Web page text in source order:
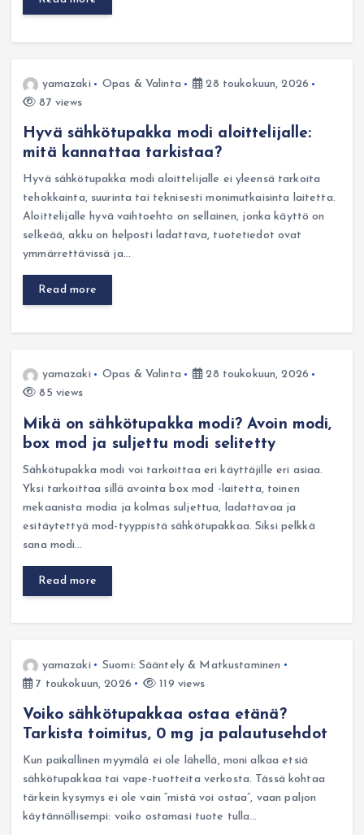
yamazaki Opas & Valinta
28 toukokuun, 2026
87 views
Hyvä sähkötupakka modi aloittelijalle:
mitä kannattaa tarkistaa?
Hyvä sähkötupakka modi aloittelijalle ei yleensä tarkoita
tehokkainta, suurinta tai teknisesti monimutkaisinta laitetta.
Aloittelijalle hyvä vaihtoehto on sellainen, jonka käyttö on
selkeää, akku on helposti ladattava, tuotetiedot ovat
ymmärrettävissä ja…
Read more
yamazaki Opas & Valinta
28 toukokuun, 2026
85 views
Mikä on sähkötupakka modi? Avoin modi,
box mod ja suljettu modi selitetty
Sähkötupakka modi voi tarkoittaa eri käyttäjille eri asiaa.
Yksi tarkoittaa sillä avointa box mod -laitetta, toinen
mekaanista modia ja kolmas suljettua, ladattavaa ja
esitäytettyä mod-tyyppistä sähkötupakkaa. Siksi pelkkä
sana modi…
Read more
yamazaki
Suomi: Sääntely & Matkustaminen
7 toukokuun, 2026
119 views
Voiko sähkötupakkaa ostaa etänä?
Tarkista toimitus, 0 mg ja palautusehdot
Kun paikallinen myymälä ei ole lähellä, moni alkaa etsiä
sähkötupakkaa tai vape-tuotteita verkosta. Tässä kohtaa
tärkein kysymys ei ole vain “mistä voi ostaa”, vaan paljon
käytännöllisempi: voiko ostamasi tuote tulla…